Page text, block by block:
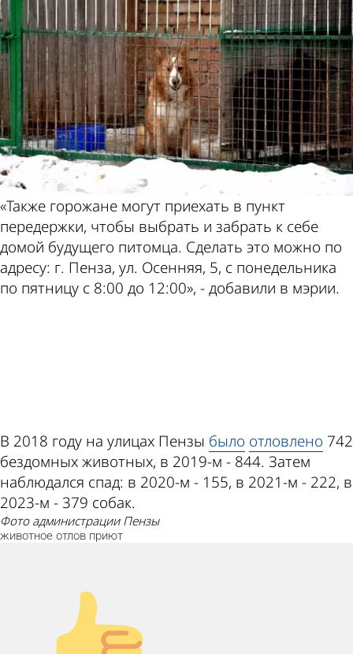
«Также горожане могут приехать в пункт
передержки, чтобы выбрать и забрать к себе
домой будущего питомца. Сделать это можно по
адресу: г. Пенза, ул. Осенняя, 5, с понедельника
по пятницу с 8:00 до 12:00», - добавили в мэрии.
В 2018 году на улицах Пензы было отловлено 742
бездомных животных, в 2019-м - 844. Затем
наблюдался спад: в 2020-м - 155, в 2021-м - 222, в
2023-м - 379 собак.
фото администрации Пензы
животное отлов приют
Палец вверх!